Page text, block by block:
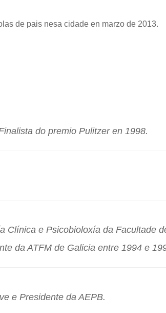
de pais nesa cidade en marzo de 2013.
do premio Pulitzer en 1998.
Clínica e Psicobioloxía da Facultade
da ATFM de Galicia entre 1994 e
e Presidente da AEPB.